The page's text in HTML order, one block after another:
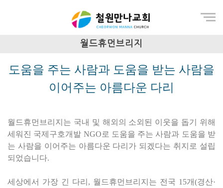
월드휴먼브리지
도움을 주는 사람과 도움을 받는 사람을
이어주는 아름다운 다리
월드휴먼브리지는 국내 및 해외의 소외된 이웃을 돕기 위해
세워진 국제구호개발 NGO로 도움을 주는 사람과 도움을 받
는 사람을 이어주는 아름다운 다리가 되겠다는 취지로 설립
되었습니다.
세상에서 가장 긴 다리, 월드휴먼브리지는 전국 15개(경산·